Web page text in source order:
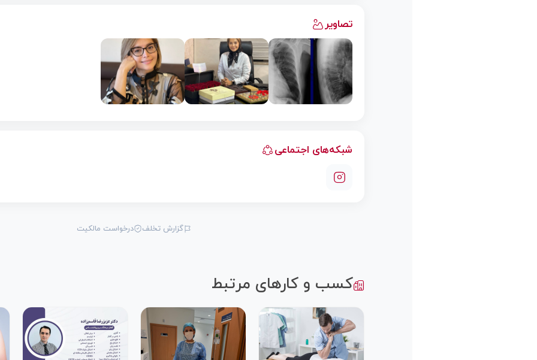
تصاویر
شبکه‌های اجتماعی
گزارش تخلف درخواست مالکیت
کسب و کارهای مرتبط